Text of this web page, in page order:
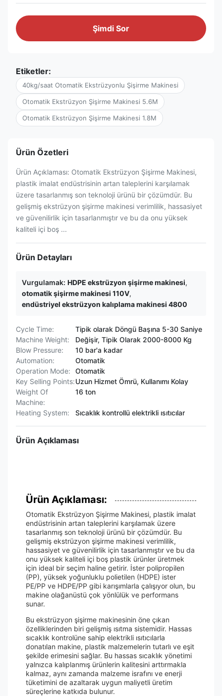
Şimdi Sor
Etiketler:
40kg/saat Otomatik Ekstrüzyonlu Şişirme Makinesi
Otomatik Ekstrüzyon Şişirme Makinesi 5.6M
Otomatik Ekstrüzyon Şişirme Makinesi 1.8M
Ürün Özetleri
Ürün Açıklaması: Otomatik Ekstrüzyon Şişirme Makinesi,
plastik imalat endüstrisinin artan taleplerini karşılamak
üzere tasarlanmış son teknoloji ürünü bir çözümdür. Bu
gelişmiş ekstrüzyon şişirme makinesi verimlilik, hassasiyet
ve güvenilirlik için tasarlanmıştır ve bu da onu yüksek
kaliteli içi boş ...
Ürün Detayları
Vurgulamak: HDPE ekstrüzyon şişirme makinesi,
otomatik şişirme makinesi 110V,
endüstriyel ekstrüzyon kalıplama makinesi 4800
Cycle Time:
Tipik olarak Döngü Başına 5-30 Saniye
Machine Weight:
Değişir, Tipik Olarak 2000-8000 Kg
Blow Pressure:
10 bar'a kadar
Automation:
Otomatik
Operation Mode:
Otomatik
Key Selling Points:Uzun Hizmet Ömrü, Kullanımı Kolay
Weight Of
Machine:
16 ton
Heating System: Sıcaklık kontrollü elektrikli ısıtıcılar
Ürün Açıklaması
Ürün Açıklaması:
Otomatik Ekstrüzyon Şişirme Makinesi, plastik imalat
endüstrisinin artan taleplerini karşılamak üzere
tasarlanmış son teknoloji ürünü bir çözümdür. Bu
gelişmiş ekstrüzyon şişirme makinesi verimlilik,
hassasiyet ve güvenilirlik için tasarlanmıştır ve bu da
onu yüksek kaliteli içi boş plastik ürünler üretmek
için ideal bir seçim haline getirir. İster polipropilen
(PP), yüksek yoğunluklu polietilen (HDPE) ister
PE/PP ve HDPE/PP gibi karışımlarla çalışıyor olun, bu
makine olağanüstü çok yönlülük ve performans
sunar.
Bu ekstrüzyon şişirme makinesinin öne çıkan
özelliklerinden biri gelişmiş ısıtma sistemidir. Hassas
sıcaklık kontrolüne sahip elektrikli ısıtıcılarla
donatılan makine, plastik malzemelerin tutarlı ve eşit
şekilde erimesini sağlar. Bu hassas sıcaklık yönetimi
yalnızca kalıplanmış ürünlerin kalitesini arttırmakla
kalmaz, aynı zamanda malzeme israfını ve enerji
tüketimini de azaltarak uygun maliyetli üretim
süreçlerine katkıda bulunur.